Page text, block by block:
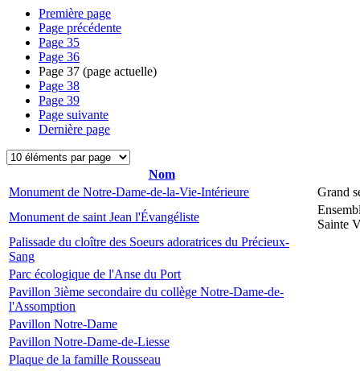
Première page
Page précédente
Page 35
Page 36
Page 37 (page actuelle)
Page 38
Page 39
Page suivante
Dernière page
Nom
Monument de Notre-Dame-de-la-Vie-Intérieure
Grand
Monument de saint Jean l'Évangéliste
Sainte
Palissade du cloître des Soeurs adoratrices du Précieux-
Sang
Parc écologique de l'Anse du Port
Pavillon 3ième secondaire du collège Notre-Dame-de-
l'Assomption
Pavillon Notre-Dame
Pavillon Notre-Dame-de-Liesse
Plaque de la famille Rousseau